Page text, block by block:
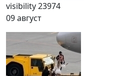
visibility23974
09 август